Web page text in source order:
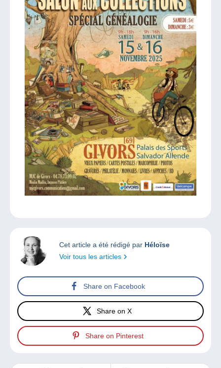
Cet article a été rédigé par Héloïse
Voir tous les articles
Share on Facebook
Share on X
Share on Pinterest